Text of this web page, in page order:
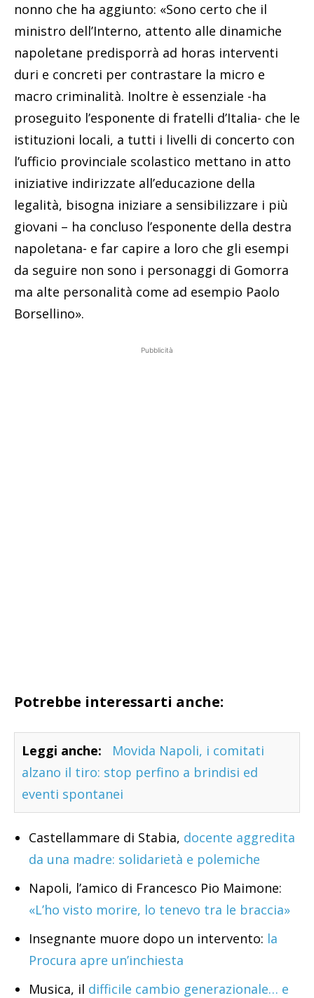
nonno che ha aggiunto: «Sono certo che il
ministro dell’Interno, attento alle dinamiche
napoletane predisporrà ad horas interventi
duri e concreti per contrastare la micro e
macro criminalità. Inoltre è essenziale -ha
proseguito l’esponente di fratelli d’Italia- che le
istituzioni locali, a tutti i livelli di concerto con
l’ufficio provinciale scolastico mettano in atto
iniziative indirizzate all’educazione della
legalità, bisogna iniziare a sensibilizzare i più
giovani – ha concluso l’esponente della destra
napoletana- e far capire a loro che gli esempi
da seguire non sono i personaggi di Gomorra
ma alte personalità come ad esempio Paolo
Borsellino».
Pubblicità
Potrebbe interessarti anche:
Leggi anche:
Movida Napoli, i comitati
alzano il tiro: stop perfino a brindisi ed
eventi spontanei
Castellammare di Stabia, docente aggredita
da una madre: solidarietà e polemiche
Napoli, l’amico di Francesco Pio Maimone:
«L’ho visto morire, lo tenevo tra le braccia»
Insegnante muore dopo un intervento: la
Procura apre un’inchiesta
Musica, il difficile cambio generazionale… e